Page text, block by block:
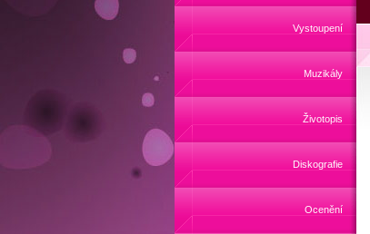
Vystoupení
Muzikály
Životopis
Diskografie
Ocenění